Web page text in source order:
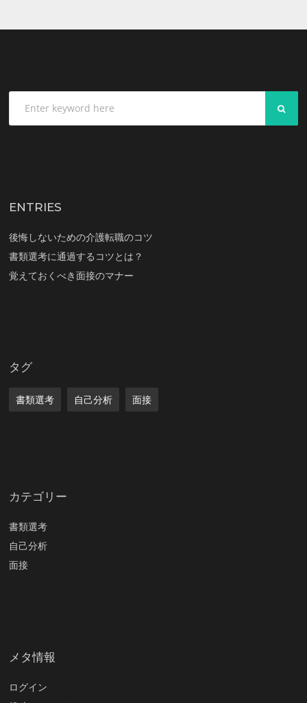
ENTRIES
後悔しないための介護転職のコツ
書類選考に通過するコツとは？
覚えておくべき面接のマナー
タグ
書類選考 自己分析 面接
カテゴリー
書類選考
自己分析
面接
メタ情報
ログイン